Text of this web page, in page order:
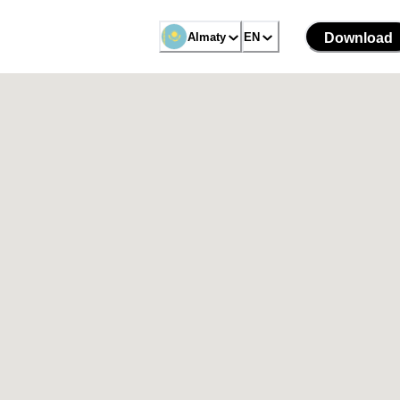
Almaty EN Download